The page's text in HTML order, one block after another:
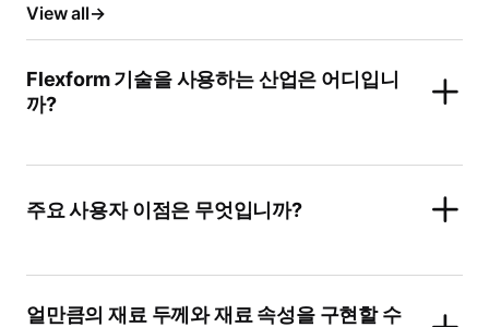
View all
Flexform 기술을 사용하는 산업은 어디입니
까?
주요 사용자 이점은 무엇입니까?
얼만큼의 재료 두께와 재료 속성을 구현할 수